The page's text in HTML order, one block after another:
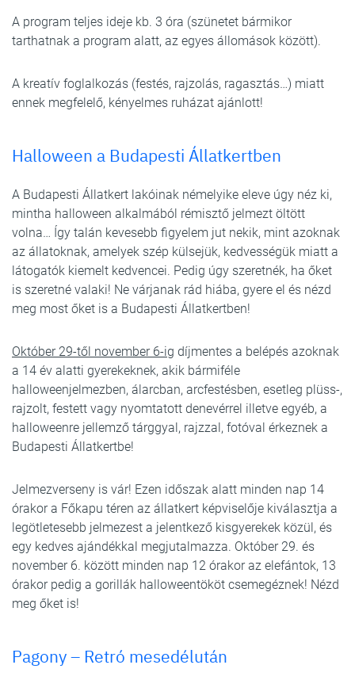
A program teljes ideje kb. 3 óra (szünetet bármikor
tarthatnak a program alatt, az egyes állomások között).
A kreatív foglalkozás (festés, rajzolás, ragasztás…) miatt
ennek megfelelő, kényelmes ruházat ajánlott!
Halloween a Budapesti Állatkertben
A Budapesti Állatkert lakóinak némelyike eleve úgy néz ki,
mintha halloween alkalmából rémisztő jelmezt öltött
volna… Így talán kevesebb figyelem jut nekik, mint azoknak
az állatoknak, amelyek szép külsejük, kedvességük miatt a
látogatók kiemelt kedvencei. Pedig úgy szeretnék, ha őket
is szeretné valaki! Ne várjanak rád hiába, gyere el és nézd
meg most őket is a Budapesti Állatkertben!
Október 29-től november 6-ig díjmentes a belépés azoknak
a 14 év alatti gyerekeknek, akik bármiféle
halloweenjelmezben, álarcban, arcfestésben, esetleg plüss-,
rajzolt, festett vagy nyomtatott denevérrel illetve egyéb, a
halloweenre jellemző tárggyal, rajzzal, fotóval érkeznek a
Budapesti Állatkertbe!
Jelmezverseny is vár! Ezen időszak alatt minden nap 14
órakor a Főkapu téren az állatkert képviselője kiválasztja a
legötletesebb jelmezest a jelentkező kisgyerekek közül, és
egy kedves ajándékkal megjutalmazza. Október 29. és
november 6. között minden nap 12 órakor az elefántok, 13
órakor pedig a gorillák halloweentököt csemegéznek! Nézd
meg őket is!
Pagony – Retró mesedélután